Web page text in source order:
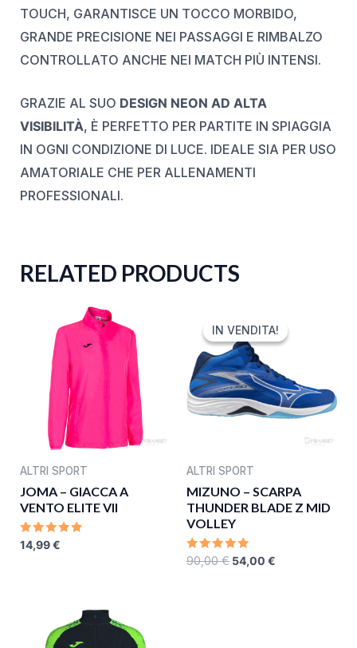
TOUCH, GARANTISCE UN TOCCO MORBIDO,
GRANDE PRECISIONE NEI PASSAGGI E RIMBALZO
CONTROLLATO ANCHE NEI MATCH PIÙ INTENSI.
GRAZIE AL SUO DESIGN NEON AD ALTA
VISIBILITÀ, È PERFETTO PER PARTITE IN SPIAGGIA
IN OGNI CONDIZIONE DI LUCE. IDEALE SIA PER USO
AMATORIALE CHE PER ALLENAMENTI
PROFESSIONALI.
RELATED PRODUCTS
ALTRI SPORT
JOMA – GIACCA A
VENTO ELITE VII
RATED
14,99€
IN VENDITA!
IN VENDITA!
ALTRI SPORT
MIZUNO – SCARPA
THUNDER BLADE Z MID
VOLLEY
RATED
90,00€
PRICE
WAS:
90,00 €.
54,00 €
PRICE
IS: